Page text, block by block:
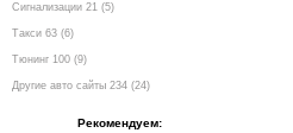
Сигнализации 21 (5)
Такси 63 (6)
Тюнинг 100 (9)
Другие авто сайты 234 (24)
Рекомендуем: